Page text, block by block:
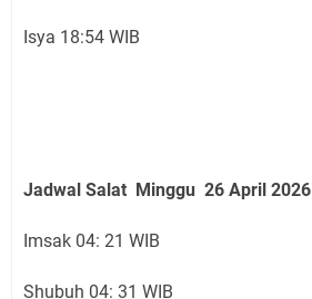
Isya 18:54 WIB
Jadwal Salat Minggu 26 April 2026
Imsak 04: 21 WIB
Shubuh 04: 31 WIB